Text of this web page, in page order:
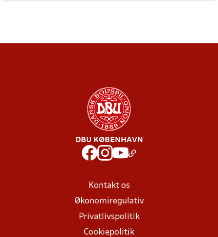
DBU KØBENHAVN
Kontakt os
Økonomiregulativ
Privatlivspolitik
Cookiepolitik